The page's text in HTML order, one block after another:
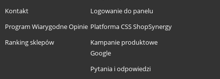
Kontakt
Program Wiarygodne Opinie
Ranking sklepów
Logowanie do panelu
Platforma CSS ShopSynergy
Kampanie produktowe
Google
Pytania i odpowiedzi